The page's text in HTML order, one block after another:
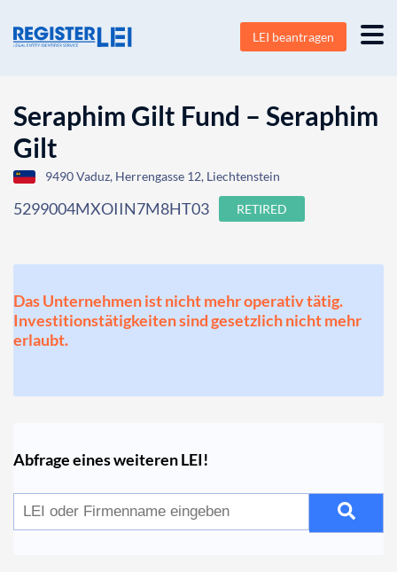
LEI beantragen
Seraphim Gilt Fund – Seraphim
Gilt
9490 Vaduz, Herrengasse 12, Liechtenstein
5299004MXOIIN7M8HT03 RETIRED
Das Unternehmen ist nicht mehr operativ tätig.
Investitionstätigkeiten sind gesetzlich nicht mehr
erlaubt.
Abfrage eines weiteren LEI!